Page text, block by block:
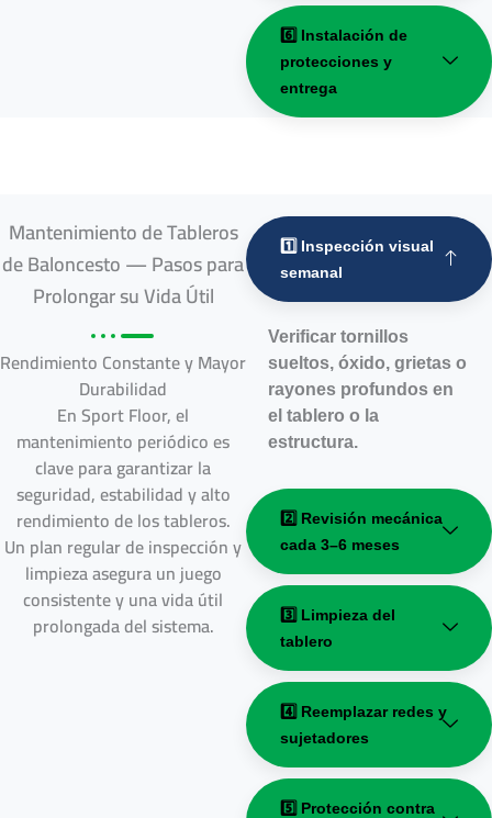
6️⃣ Instalación de
protecciones y
entrega
Mantenimiento de Tableros
de Baloncesto — Pasos para
Prolongar su Vida Útil
Rendimiento Constante y Mayor
Durabilidad
En Sport Floor, el
mantenimiento periódico es
clave para garantizar la
seguridad, estabilidad y alto
rendimiento de los tableros.
Un plan regular de inspección y
limpieza asegura un juego
consistente y una vida útil
prolongada del sistema.
1️⃣ Inspección visual
semanal
Verificar tornillos
sueltos, óxido, grietas o
rayones profundos en
el tablero o la
estructura.
2️⃣ Revisión mecánica
cada 3–6 meses
3️⃣ Limpieza del
tablero
4️⃣ Reemplazar redes y
sujetadores
5️⃣ Protección contra